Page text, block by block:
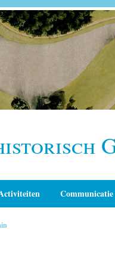
Communicatie